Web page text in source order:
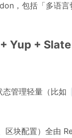
，包括「多语言
Yup + Slate
态管理轻量（比如
区块配置）全由